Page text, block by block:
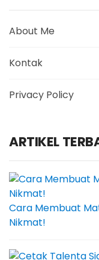
About Me
Kontak
Privacy Policy
ARTIKEL
Cara Membuat
Nikmat!